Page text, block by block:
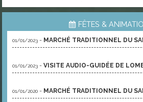
FÊTES &
01/01/2023 - MARCHÉ TRADITIONNEL DU
01/01/2023 -VISITE AUDIO-GUIDÉE DE
01/01/2020 - MARCHÉ TRADITIONNEL DU